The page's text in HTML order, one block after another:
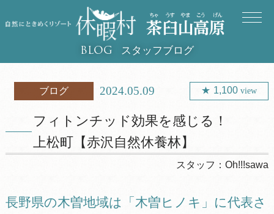
BLOG スタッフブログ
ブログ 2024.05.09 1,100view
フィトンチッド効果を感じる！
上松町【赤沢自然休養林】
スタッフ：Oh!!!sawa
長野県の木曽地域は「木曽ヒノキ」に代表さ